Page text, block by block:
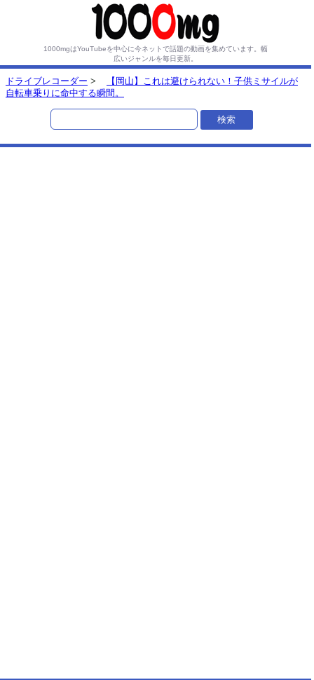
1000mgはYouTubeを中心に今ネットで話題の動画を集めています。 幅
広いジャンルを毎日更新。
ドライブレコーダー >
【岡山】これは避けられない！子供ミサイルが
自転車乗りに命中する瞬間。